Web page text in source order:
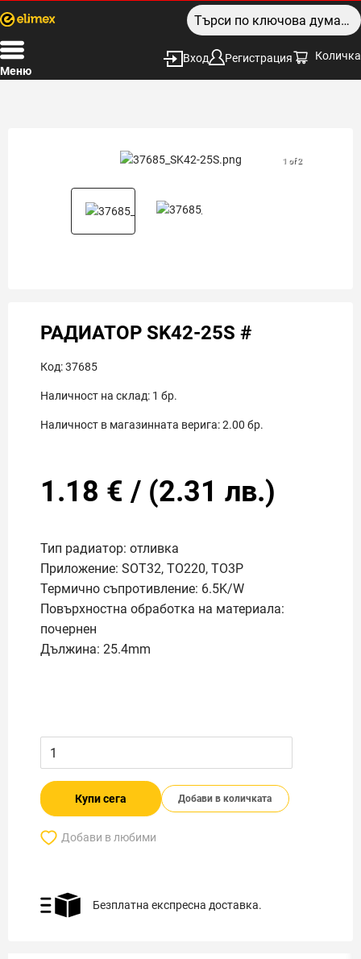
Меню
Вход Регистрация Количка
1 of 2
РАДИАТОР SK42-25S #
Код:37685
Наличност на склад: 1 бр.
Наличност в магазинната верига:2.00 бр.
1.18 € / (2.31 лв.)
Тип радиатор: отливка
Приложение: SOT32, TO220, TO3P
Термично съпротивление: 6.5K/W
Повърхностна обработка на материала:
почернен
Дължина: 25.4mm
Купи сега Добави в количката
Добави в любими
Безплатна експресна доставка.